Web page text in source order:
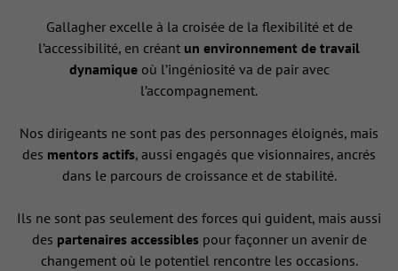
Gallagher excelle à la croisée de la flexibilité et de
l’accessibilité, en créant un environnement de travail
dynamique où l’ingéniosité va de pair avec
l’accompagnement.
Nos dirigeants ne sont pas des personnages éloignés, mais
des mentors actifs, aussi engagés que visionnaires, ancrés
dans le parcours de croissance et de stabilité.
Ils ne sont pas seulement des forces qui guident, mais aussi
des partenaires accessiblespour façonner un avenir de
changement où le potentiel rencontre les occasions.